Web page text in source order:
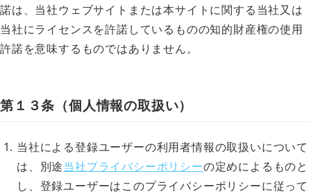
諾は、当社ウェブサイトまたは本サイトに関する当社又は
当社にライセンスを許諾しているものの知的財産権の使用
許諾を意味するものではありません。
第１３条（個人情報の取扱い）
当社による登録ユーザーの利用者情報の取扱いについて
は、別途当社プライバシーポリシーの定めによるものと
し、登録ユーザーはこのプライバシーポリシーに従って